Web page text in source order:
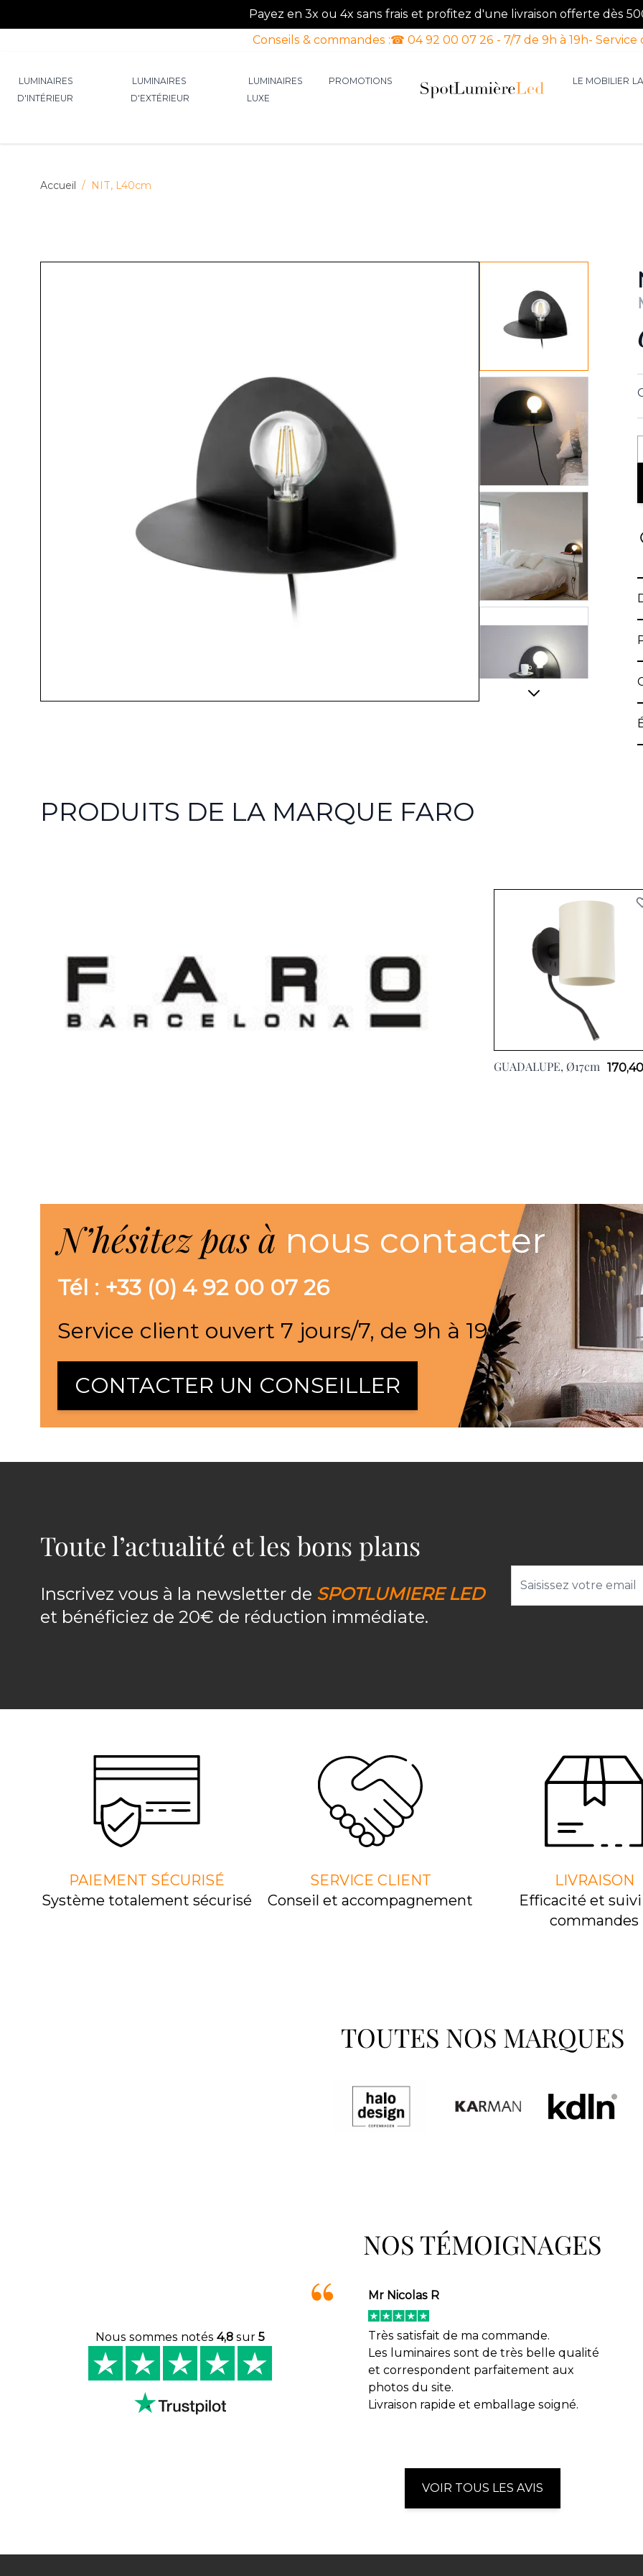
Payez en 3x ou 4x sans frais et profitez d'une livraison offerte dès
Conseils & commandes :☎ 04 92 00 07 26 - 7/7 de 9h à 19h-
LUMINAIRES
D'INTÉRIEUR
LUMINAIRES
D'EXTÉRIEUR
LUMINAIRES
LUXE
PROMOTIONS LE MOBILIER
Accueil / NIT, L40cm
PRODUITS DE LA MARQUE FARO
GUADALUPE, Ø17cm
N’hésitez pas à nous contacter
Tél : +33 (0) 4 92 00 07 26
Service client ouvert 7 jours/7, de 9h à 19h
CONTACTER UN CONSEILLER
Toute l’actualité et les bons plans
Inscrivez vous à la newsletter de SPOTLUMIERE LED
et bénéficiez de 20€ de réduction immédiate.
PAIEMENT SÉCURISÉ
Système totalement sécurisé
SERVICE CLIENT
Conseil et accompagnement
LIVRAISON
Efﬁcacité et
commandes
TOUTES NOS MARQUES
NOS TÉMOIGNAGES
Nous sommes notés 4,8sur 5
Mr Nicolas R
Très satisfait de ma commande.
Les luminaires sont de très belle qualité
et correspondent parfaitement aux
photos du site.
Livraison rapide et emballage soigné.
VOIR TOUS LES AVIS